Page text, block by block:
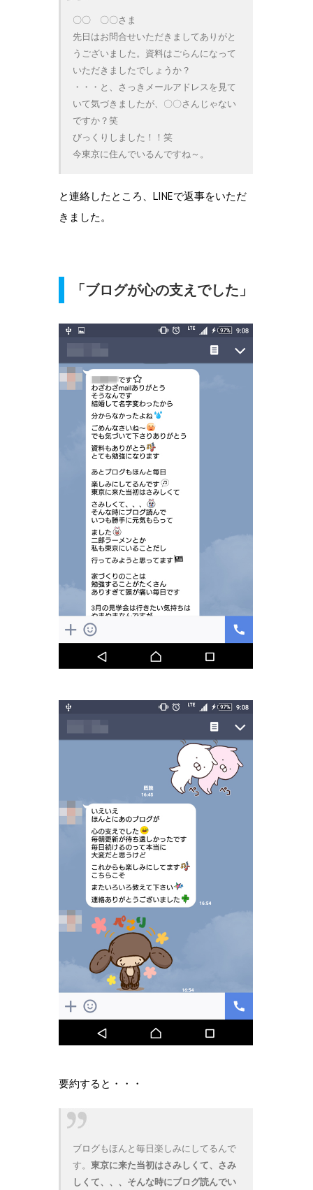
〇〇 〇〇さま
先日はお問合せいただきましてありがと
うございました。資料はごらんになって
いただきましたでしょうか？
・・・と、さっきメールアドレスを見て
いて気づきましたが、〇〇さんじゃない
ですか？笑
びっくりしました！！笑
今東京に住んでいるんですね～。
と連絡したところ、LINEで返事をいただ
きました。
「ブログが心の支えでした」
要約すると・・・
ブログもほんと毎日楽しみにしてるんで
す。 東京に来た当初はさみしくて、さみ
しくて、、、そんな時にブログ読んでい